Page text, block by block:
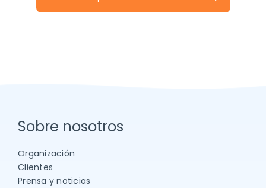
Sobre nosotros
Organización
Clientes
Prensa y noticias